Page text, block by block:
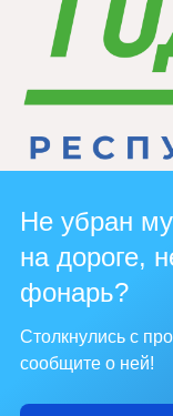
Не убран
на дороге,
фонарь?
Столкнулись с
сообщите о ней!